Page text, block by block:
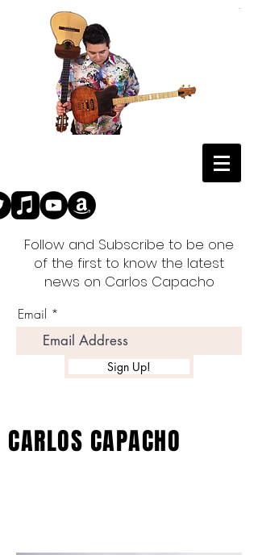
Follow and Subscribe to be one
of the first to know the latest
news on Carlos Capacho
Email
Sign Up!
CARLOS CAPACHO